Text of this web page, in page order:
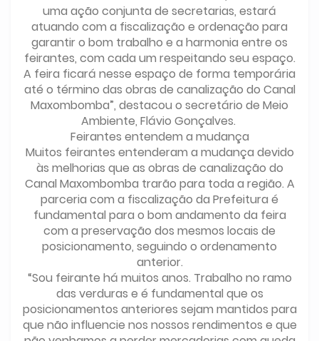
uma ação conjunta de secretarias, estará
atuando com a fiscalização e ordenação para
garantir o bom trabalho e a harmonia entre os
feirantes, com cada um respeitando seu espaço.
A feira ficará nesse espaço de forma temporária
até o término das obras de canalização do Canal
Maxombomba”, destacou o secretário de Meio
Ambiente, Flávio Gonçalves.
Feirantes entendem a mudança
Muitos feirantes entenderam a mudança devido
às melhorias que as obras de canalização do
Canal Maxombomba trarão para toda a região. A
parceria com a fiscalização da Prefeitura é
fundamental para o bom andamento da feira
com a preservação dos mesmos locais de
posicionamento, seguindo o ordenamento
anterior.
“Sou feirante há muitos anos. Trabalho no ramo
das verduras e é fundamental que os
posicionamentos anteriores sejam mantidos para
que não influencie nos nossos rendimentos e que